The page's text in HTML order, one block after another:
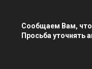
Сообщаем Вам, что
Просьба уточнять